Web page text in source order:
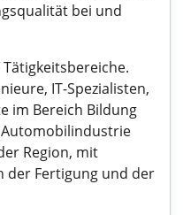
bei und
IT-Spezialisten,
im Bereich Bildung
Automobilindustrie
Region, mit
der Fertigung und der